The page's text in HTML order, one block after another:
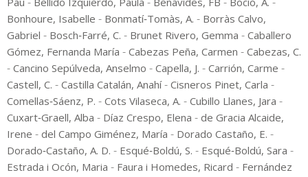
Bonhoure, Isabelle - Bonmatí‑Tomàs, A. - Borràs Calvo,
Gabriel - Bosch‑Farré, C. - Brunet Rivero, Gemma - Caballero
Gómez, Fernanda María - Cabezas Peña, Carmen - Cabezas, C.
- Cancino Sepúlveda, Anselmo - Capella, J. - Carrión, Carme -
Castell, C. - Castilla Catalán, Anahí- Cisneros Pinet, Carla -
Comellas‑Sáenz, P. - Cots Vilaseca, A. - Cubillo Llanes, Jara -
Cuxart‑Graell, Alba - Díaz Crespo, Elena - de Gracia Alcaide,
Irene - del Campo Giménez, María - Dorado Castaño, E. -
Dorado‑Castaño, A. D. - Esqué‑Boldú, S. - Esqué‑Boldú, Sara -
Estrada i Ocón, Maria - Faura i Homedes, Ricard - Fernández